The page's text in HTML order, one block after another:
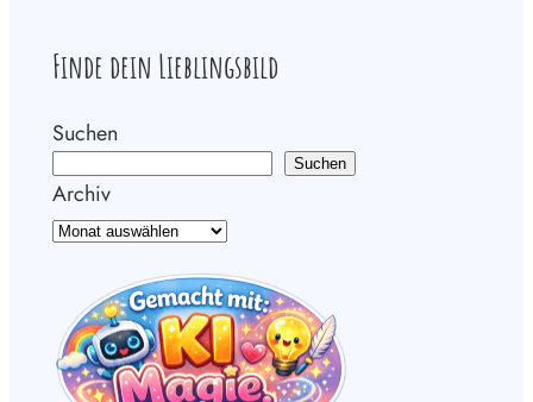
Finde dein Lieblingsbild
Suchen
Suchen
Archiv